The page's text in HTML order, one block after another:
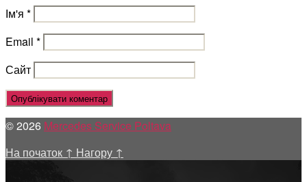
Ім'я *
Email *
Сайт
© 2026 Mercedes Service Poltava
На початок ↑ Нагору ↑